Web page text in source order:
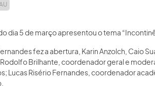
dia 5 de março apresentou o tema
fez a abertura, Karin Anzolch, Caio
Brilhante, coordenador geral e
Lucas Risério Fernandes, coordenador